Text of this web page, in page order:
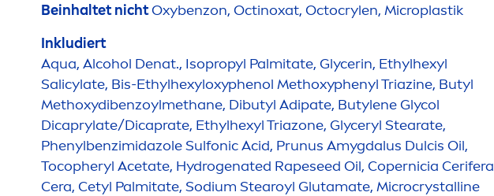
Beinhaltet nichtOxybenzon, Octinoxat, Octocrylen, Microplastik
Inkludiert
Aqua, Alcohol Denat., Isopropyl Palmitate, Glycerin, Ethylhexyl
Salicylate, Bis-Ethylhexyloxyphenol Methoxyphenyl Triazine, Butyl
Methoxydibenzoylmethane, Dibutyl Adipate, Butylene Glycol
Dicaprylate/Dicaprate, Ethylhexyl Triazone, Glyceryl Stearate,
Phenylbenzimidazole Sulfonic Acid, Prunus Amygdalus Dulcis Oil,
Tocopheryl Acetate, Hydrogenated Rapeseed Oil, Copernicia Cerifera
Cera, Cetyl Palmitate, Sodium Stearoyl Glutamate, Microcrystalline